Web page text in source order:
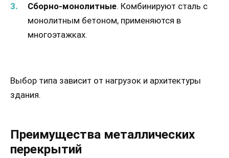
Сборно-монолитные. Комбинируют сталь с
монолитным бетоном, применяются в
многоэтажках.
Выбор типа зависит от нагрузок и архитектуры
здания.
Преимущества металлических
перекрытий